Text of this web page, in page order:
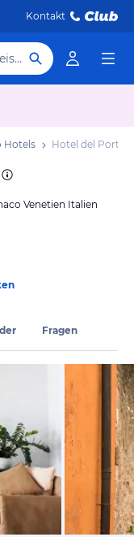
Kontakt
Hotel, Reiseziel
Hotels Hotel del Porto
Venetien Italien
Fragen
vom